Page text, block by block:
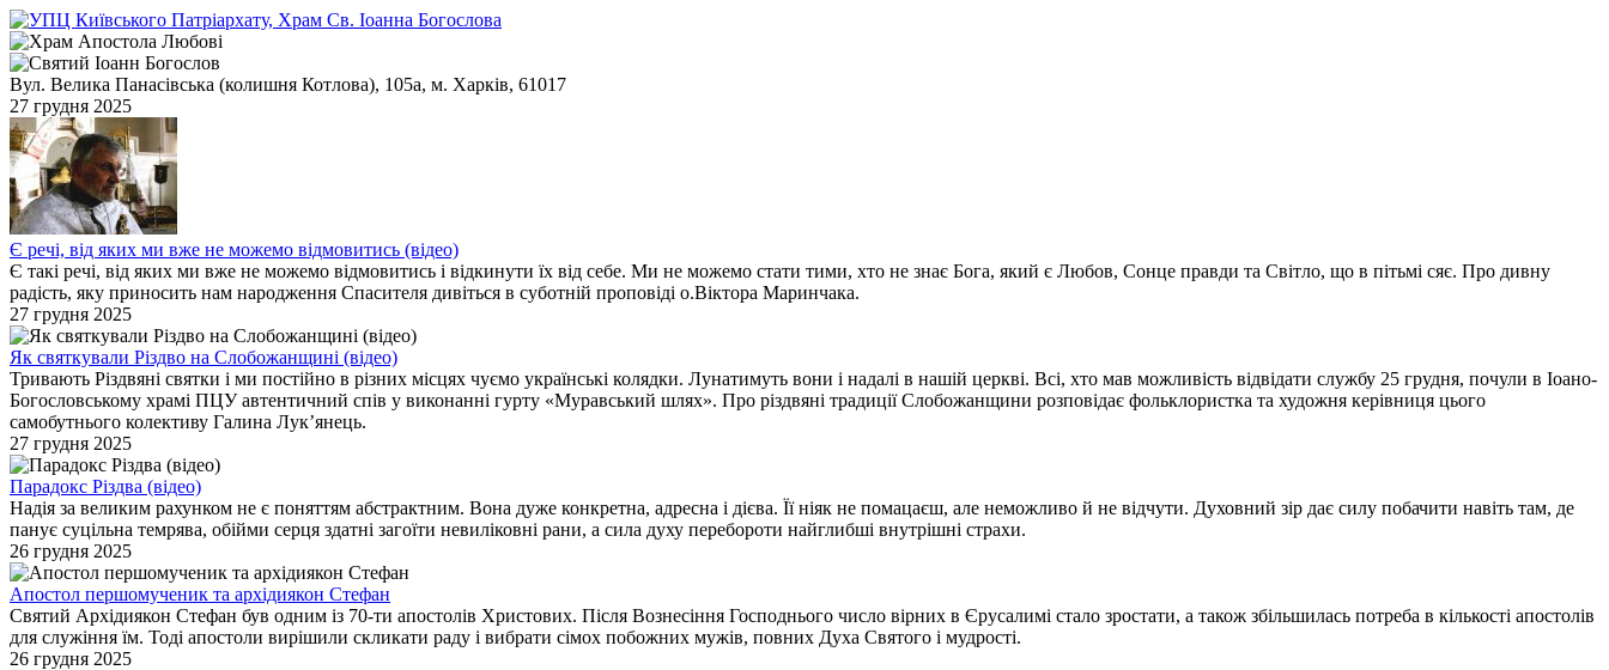
Вул. Велика Панасівська (колишня Котлова), 105а, м. Харків, 61017
27 грудня 2025
Є речі, від яких ми вже не можемо відмовитись (відео)
Є такі речі, від яких ми вже не можемо відмовитись і відкинути їх від себе. Ми не можемо стати тими, хто не знає Бога, який є Любов, Сонце правди та Світло, що в пітьмі сяє. Про дивну
радість, яку приносить нам народження Спасителя дивіться в суботній проповіді о.Віктора Маринчака.
27 грудня 2025
Як святкували Різдво на Слобожанщині (відео)
Тривають Різдвяні святки і ми постійно в різних місцях чуємо українські колядки. Лунатимуть вони і надалі в нашій церкві. Всі, хто мав можливість відвідати службу 25 грудня, почули в Іоано-
Богословському храмі ПЦУ автентичний спів у виконанні гурту «Муравський шлях». Про різдвяні традиції Слобожанщини розповідає фольклористка та художня керівниця цього
самобутнього колективу Галина Лукʼянець.
27 грудня 2025
Парадокс Різдва (відео)
Надія за великим рахунком не є поняттям абстрактним. Вона дуже конкретна, адресна і дієва. Її ніяк не помацаєш, але неможливо й не відчути. Духовний зір дає силу побачити навіть там, де
панує суцільна темрява, обійми серця здатні загоїти невиліковні рани, а сила духу перебороти найглибші внутрішні страхи.
26 грудня 2025
Апостол першомученик та архідиякон Стефан
Святий Архідиякон Стефан був одним із 70-ти апостолів Христових. Після Вознесіння Господнього число вірних в Єрусалимі стало зростати, а також збільшилась потреба в кількості апостолів
для служіння їм. Тоді апостоли вирішили скликати раду і вибрати сімох побожних мужів, повних Духа Святого і мудрості.
26 грудня 2025